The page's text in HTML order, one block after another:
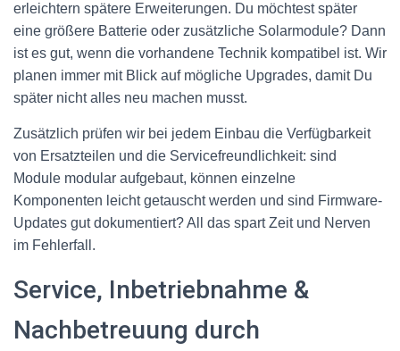
erleichtern spätere Erweiterungen. Du möchtest später
eine größere Batterie oder zusätzliche Solarmodule? Dann
ist es gut, wenn die vorhandene Technik kompatibel ist. Wir
planen immer mit Blick auf mögliche Upgrades, damit Du
später nicht alles neu machen musst.
Zusätzlich prüfen wir bei jedem Einbau die Verfügbarkeit
von Ersatzteilen und die Servicefreundlichkeit: sind
Module modular aufgebaut, können einzelne
Komponenten leicht getauscht werden und sind Firmware-
Updates gut dokumentiert? All das spart Zeit und Nerven
im Fehlerfall.
Service, Inbetriebnahme &
Nachbetreuung durch